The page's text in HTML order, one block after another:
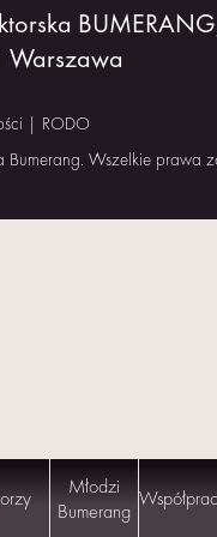
Młodzi
Bumerang
Warszawa
| RODO
Wszelkie prawa